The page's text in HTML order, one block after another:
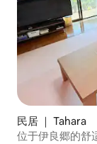
民居 ｜ Tahara
位于伊良郷的舒